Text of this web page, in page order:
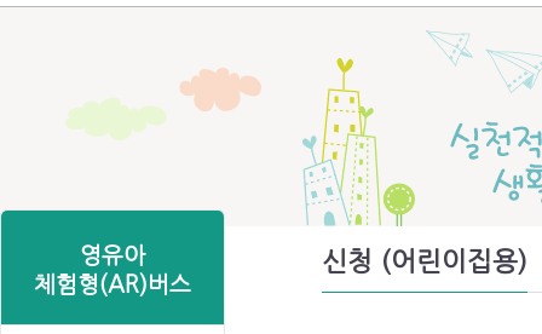
영유아
체험형(AR)버스
신청 (어린이집용)